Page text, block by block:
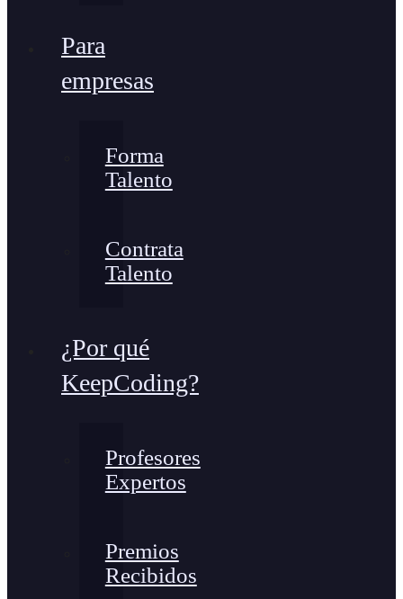
Para
empresas
Forma
Talento
Contrata
Talento
¿Por qué
KeepCoding?
Profesores
Expertos
Premios
Recibidos